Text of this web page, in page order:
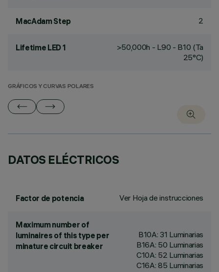
MacAdam Step 2
Lifetime LED 1
>50,000h - L90 - B10 (Ta
25°C)
GRÁFICOS Y CURVAS POLARES
DATOS ELÉCTRICOS
Factor de potencia Ver Hoja de instrucciones
Maximum number of
luminaires of this type per
minature circuit breaker
B10A: 31 Luminarias
B16A: 50 Luminarias
C10A: 52 Luminarias
C16A: 85 Luminarias